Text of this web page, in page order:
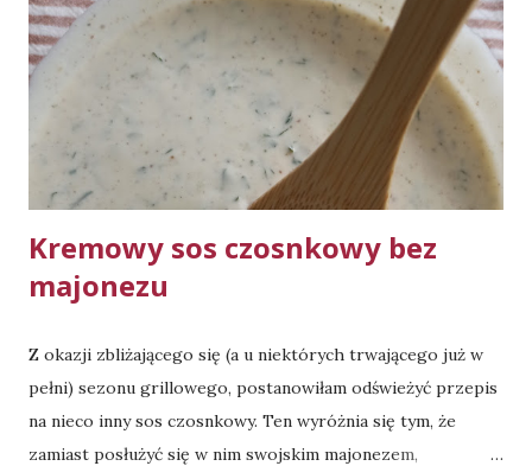
Kremowy sos czosnkowy bez
majonezu
Z okazji zbliżającego się (a u niektórych trwającego już w
pełni) sezonu grillowego, postanowiłam odświeżyć przepis
na nieco inny sos czosnkowy. Ten wyróżnia się tym, że
zamiast posłużyć się w nim swojskim majonezem,